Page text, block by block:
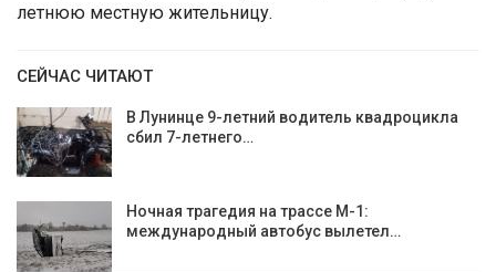
летнюю местную жительницу.
СЕЙЧАС ЧИТАЮТ
В Лунинце 9-летний водитель квадроцикла
сбил 7-летнего…
Ночная трагедия на трассе М-1:
международный автобус вылетел…